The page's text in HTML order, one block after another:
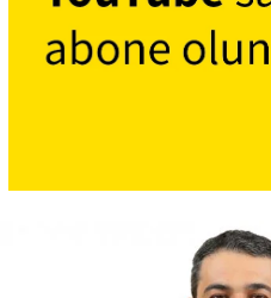
Etkinlikler